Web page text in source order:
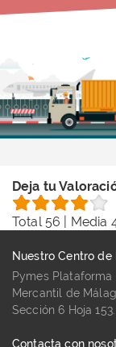
Deja tu
Total56 | Media
Nuestro Centro de
Pymes
Mercantil de
Sección 6 Hoja
Contacta con